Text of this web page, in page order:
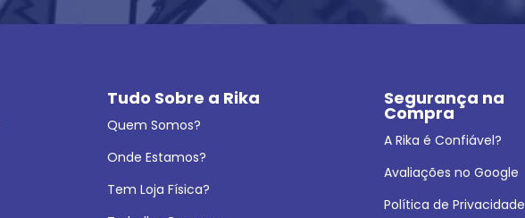
Tudo Sobre a Rika
Quem Somos?
Onde Estamos?
Tem Loja Física?
Segurança na
Compra
A Rika é Confiável?
Avaliações no Google
Política de Privacidade